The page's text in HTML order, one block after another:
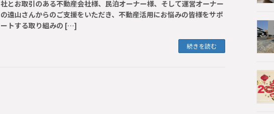
社とお取引のある不動産会社様、民泊オーナー様、そして運営オーナー
の遠山さんからのご支援をいただき、不動産活用にお悩みの皆様をサポ
ートする取り組みの […]
続きを読む